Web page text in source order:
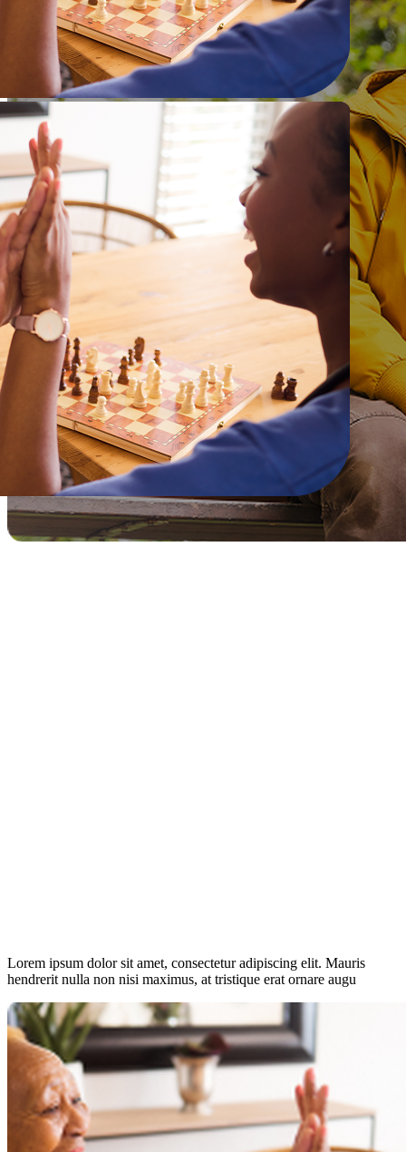
Lorem ipsum dolor sit amet, consectetur adipiscing elit. Mauris
hendrerit nulla non nisi maximus, at tristique erat ornare augu